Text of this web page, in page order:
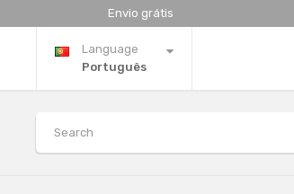
Envio grátis
Language
Português